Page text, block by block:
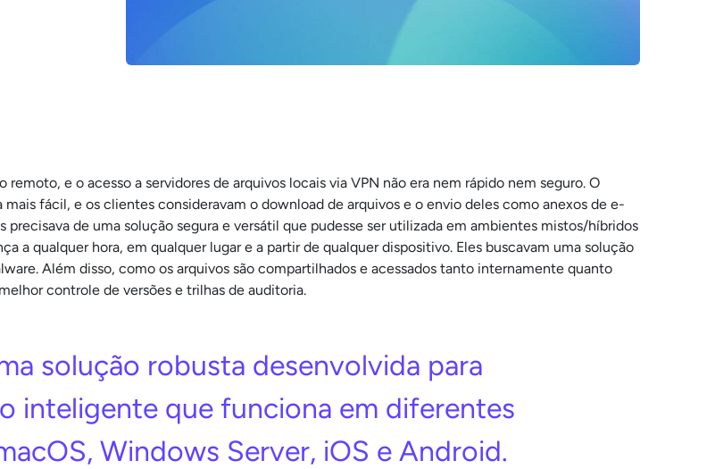
e o acesso a servidores de arquivos locais via VPN não era nem rápido nem seguro. O
fácil, e os clientes consideravam o download de arquivos e o envio deles como anexos de e-
de uma solução segura e versátil que pudesse ser utilizada em ambientes mistos/híbridos
a qualquer hora, em qualquer lugar e a partir de qualquer dispositivo. Eles buscavam uma solução
Além disso, como os arquivos são compartilhados e acessados tanto internamente quanto
controle de versões e trilhas de auditoria.
solução robusta desenvolvida para
inteligente que funciona em diferentes
Windows Server, iOS e Android.